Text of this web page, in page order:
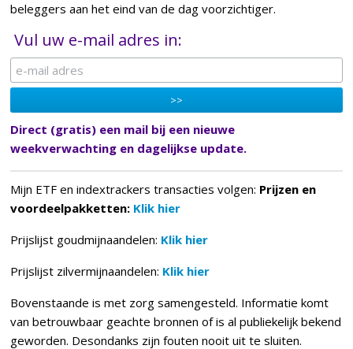
beleggers aan het eind van de dag voorzichtiger.
Vul uw e-mail adres in:
Direct (gratis) een mail bij een nieuwe
weekverwachting en dagelijkse update.
Mijn ETF en indextrackers transacties volgen: Prijzen en
voordeelpakketten: Klik hier
Prijslijst goudmijnaandelen: Klik hier
Prijslijst zilvermijnaandelen: Klik hier
Bovenstaande is met zorg samengesteld. Informatie komt
van betrouwbaar geachte bronnen of is al publiekelijk bekend
geworden. Desondanks zijn fouten nooit uit te sluiten.